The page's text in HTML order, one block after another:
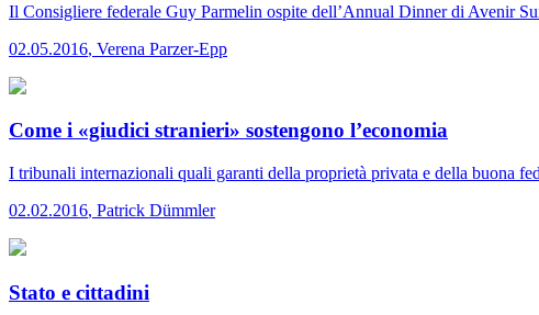
Il Consigliere federale Guy Parmelin ospite dell’Annual Dinner di Avenir
02.05.2016, Verena Parzer-Epp
Come i «giudici stranieri» sostengono l’economia
I tribunali internazionali quali garanti della proprietà privata e della buona
02.02.2016, Patrick Dümmler
Stato e cittadini